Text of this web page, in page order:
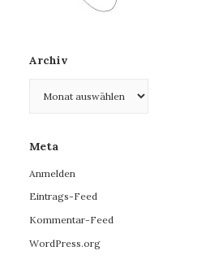
Archiv
Meta
Anmelden
Eintrags-Feed
Kommentar-Feed
WordPress.org